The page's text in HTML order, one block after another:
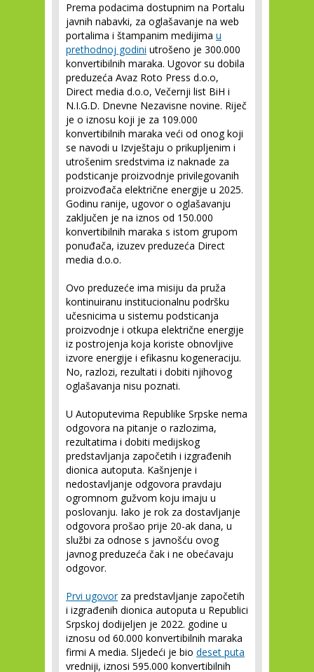
Prema podacima dostupnim na Portalu
javnih nabavki, za oglašavanje na web
portalima i štampanim medijima u
prethodnoj godini utrošeno je 300.000
konvertibilnih maraka. Ugovor su dobila
preduzeća Avaz Roto Press d.o.o,
Direct media d.o.o, Večernji list BiH i
N.I.G.D. Dnevne Nezavisne novine. Riječ
je o iznosu koji je za 109.000
konvertibilnih maraka veći od onog koji
se navodi u Izvještaju o prikupljenim i
utrošenim sredstvima iz naknade za
podsticanje proizvodnje privilegovanih
proizvođača električne energije u 2025.
Godinu ranije, ugovor o oglašavanju
zaključen je na iznos od 150.000
konvertibilnih maraka s istom grupom
ponuđača, izuzev preduzeća Direct
media d.o.o.
Ovo preduzeće ima misiju da pruža
kontinuiranu institucionalnu podršku
učesnicima u sistemu podsticanja
proizvodnje i otkupa električne energije
iz postrojenja koja koriste obnovljive
izvore energije i efikasnu kogeneraciju.
No, razlozi, rezultati i dobiti njihovog
oglašavanja nisu poznati.
U Autoputevima Republike Srpske nema
odgovora na pitanje o razlozima,
rezultatima i dobiti medijskog
predstavljanja započetih i izgrađenih
dionica autoputa. Kašnjenje i
nedostavljanje odgovora pravdaju
ogromnom gužvom koju imaju u
poslovanju. Iako je rok za dostavljanje
odgovora prošao prije 20-ak dana, u
službi za odnose s javnošću ovog
javnog preduzeća čak i ne obećavaju
odgovor.
Prvi ugovorza predstavljanje započetih
i izgrađenih dionica autoputa u Republici
Srpskoj dodijeljen je 2022. godine u
iznosu od 60.000 konvertibilnih maraka
firmi A media. Sljedeći je bio deset puta
vredniji, iznosi 595.000 konvertibilnih